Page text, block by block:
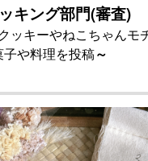
キング部門(審査)
ッキーやねこちゃんモ
子や料理を投稿～